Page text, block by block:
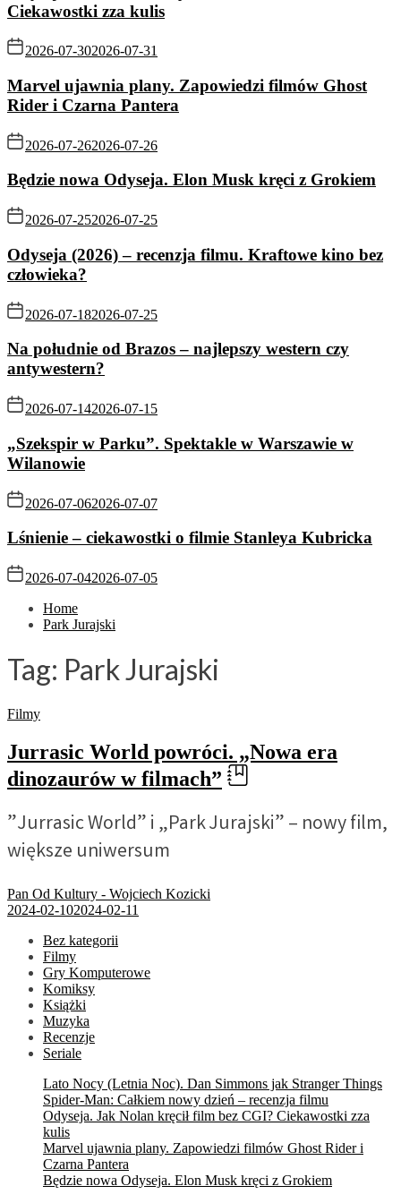
Ciekawostki zza kulis
2026-07-302026-07-31
Marvel ujawnia plany. Zapowiedzi filmów Ghost
Rider i Czarna Pantera
2026-07-262026-07-26
Będzie nowa Odyseja. Elon Musk kręci z Grokiem
2026-07-252026-07-25
Odyseja (2026) – recenzja filmu. Kraftowe kino bez
człowieka?
2026-07-182026-07-25
Na południe od Brazos – najlepszy western czy
antywestern?
2026-07-142026-07-15
„Szekspir w Parku”. Spektakle w Warszawie w
Wilanowie
2026-07-062026-07-07
Lśnienie – ciekawostki o filmie Stanleya Kubricka
2026-07-042026-07-05
Home
Park Jurajski
Tag: Park Jurajski
Filmy
Jurrasic World powróci. „Nowa era
dinozaurów w filmach”
”Jurrasic World” i „Park Jurajski” – nowy film,
większe uniwersum
Pan Od Kultury - Wojciech Kozicki
2024-02-102024-02-11
Bez kategorii
Filmy
Gry Komputerowe
Komiksy
Książki
Muzyka
Recenzje
Seriale
Lato Nocy (Letnia Noc). Dan Simmons jak Stranger Things
Spider-Man: Całkiem nowy dzień – recenzja filmu
Odyseja. Jak Nolan kręcił film bez CGI? Ciekawostki zza
kulis
Marvel ujawnia plany. Zapowiedzi filmów Ghost Rider i
Czarna Pantera
Będzie nowa Odyseja. Elon Musk kręci z Grokiem